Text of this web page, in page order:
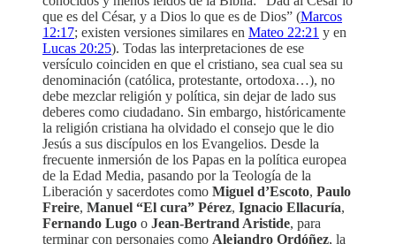
que es del César, y a Dios lo que es de Dios” (Marcos
12:17; existen versiones similares en Mateo 22:21 y en
Lucas 20:25). Todas las interpretaciones de ese
versículo coinciden en que el cristiano, sea cual sea su
denominación (católica, protestante, ortodoxa…), no
debe mezclar religión y política, sin dejar de lado sus
deberes como ciudadano. Sin embargo, históricamente
la religión cristiana ha olvidado el consejo que le dio
Jesús a sus discípulos en los Evangelios. Desde la
frecuente inmersión de los Papas en la política europea
de la Edad Media, pasando por la Teología de la
Liberación y sacerdotes como Miguel d’Escoto, Paulo
Freire, Manuel “El cura” Pérez, Ignacio Ellacuría,
Fernando Lugo o Jean-Bertrand Aristide, para
terminar con personajes como Alejandro Ordóñez, la